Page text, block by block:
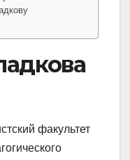
факультет